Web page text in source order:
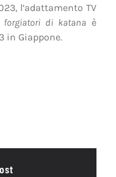
l’adattamento TV
di katana è
in Giappone.